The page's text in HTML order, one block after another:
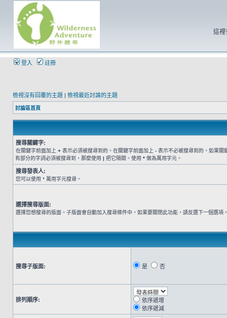
這裡
登入 註冊
檢視沒有回覆的主題 | 檢視最近討論的主題
討論區首頁
搜尋關鍵字:
在關鍵字前面加上 + 表示必須被搜尋到的。在關鍵字前面加上 - 表示不必被搜尋到的。如果關
有部分的字詞必須被搜尋到，那麼使用 | 把它隔開。使用 * 做為萬用字元。
搜尋發表人:
您可以使用 * 萬用字元搜尋。
選擇搜尋版面:
選擇您想搜尋的版面。子版面會自動加入搜尋條件中，如果要關閉此功能，請反選下一個選項
搜尋子版面: 是 否
排列順序:
依序遞增
依序遞減